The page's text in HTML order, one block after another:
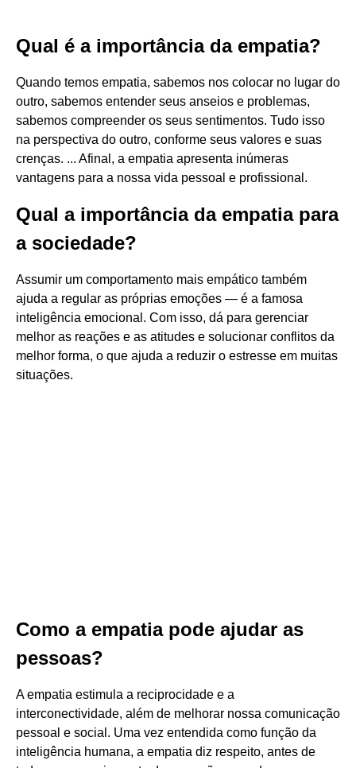
Qual é a importância da empatia?
Quando temos empatia, sabemos nos colocar no lugar do
outro, sabemos entender seus anseios e problemas,
sabemos compreender os seus sentimentos. Tudo isso
na perspectiva do outro, conforme seus valores e suas
crenças. ... Afinal, a empatia apresenta inúmeras
vantagens para a nossa vida pessoal e profissional.
Qual a importância da empatia para
a sociedade?
Assumir um comportamento mais empático também
ajuda a regular as próprias emoções — é a famosa
inteligência emocional. Com isso, dá para gerenciar
melhor as reações e as atitudes e solucionar conflitos da
melhor forma, o que ajuda a reduzir o estresse em muitas
situações.
Como a empatia pode ajudar as
pessoas?
A empatia estimula a reciprocidade e a
interconectividade, além de melhorar nossa comunicação
pessoal e social. Uma vez entendida como função da
inteligência humana, a empatia diz respeito, antes de